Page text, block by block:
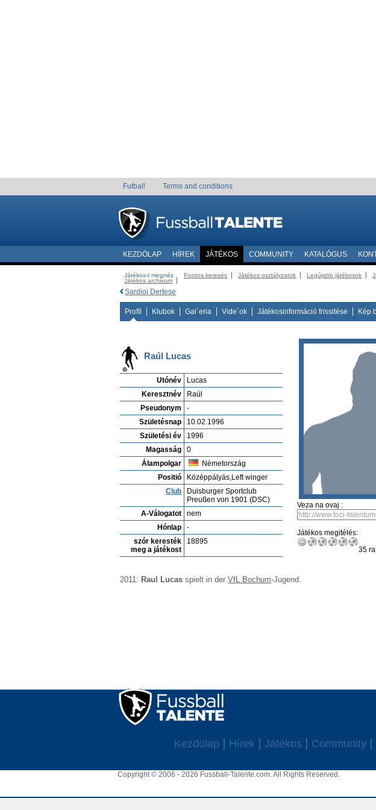
Futball Terms and conditions
KEZDÖLAP HÍREK JÁTÉKOS COMMUNITY KATALÓGUS
Játékos-t megnéz Pontos keresés Játékos osztályzatok Legújabb játékosok
Játékos archivum
Sardioi Dertese
Profíl Klubok Gal´eria Vide´ok Játékosinformáció frissitése Kép
Raúl Lucas
Utónév
Lucas
Keresztnév
Raúl
Pseudonym
-
Születésnap
10.02.1996
Születési év
1996
Magasság
0
Álampolgar
Németország
Positió
Középpályás,Left winger
Club
Duisburger Sportclub
Preußen von 1901 (DSC)
A-Válogatot
nem
Hónlap
-
szór keresték
meg a játékost
18895
Veza na ovaj :
Játékos megitélés:
35
2011: Raul Lucas spielt in derVfL Bochum-Jugend.
Kezdölap Hírek Játékos Community
Copyright © 2006 - 2026 Fussball-Talente.com. All Rights Reserved.